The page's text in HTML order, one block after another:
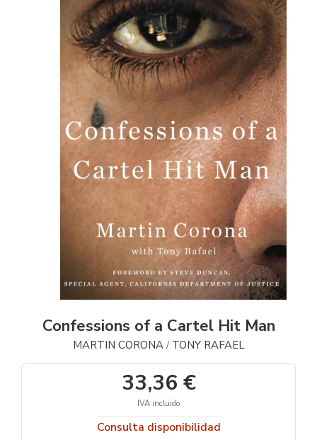
Confessions of a Cartel Hit Man
MARTIN CORONA/ TONY RAFAEL
33,36 €
IVA incluido
Consulta disponibilidad